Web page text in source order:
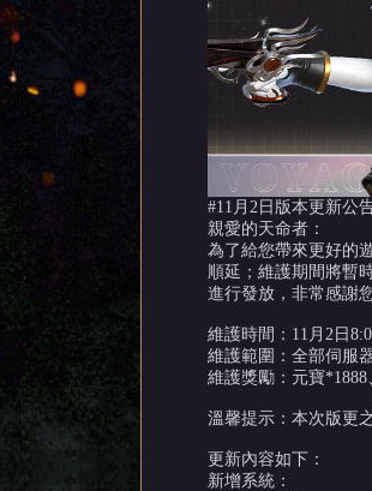
#11月2日版本更新公
親愛的天命者：
為了給您帶來更好的
順延；維護期間將暫
進行發放，非常感謝
維護時間：11月2日
維護範圍：全部伺服
維護獎勵：元寶
溫馨提示：本次版更
更新內容如下：
新增系統：